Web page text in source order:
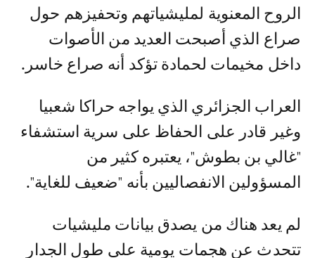
الروح المعنوية لمليشياتهم وتحفيزهم حول
صراع الذي أصبحت العديد من الأصوات
داخل مخيمات لحمادة تؤكد أنه صراع خاسر.
العراب الجزائري الذي يواجه حراكا شعبيا
وغير قادر على الحفاظ على سرية استشفاء
"غالي بن بطوش"، يعتبره كثير من
المسؤولين الانفصاليين بأنه "ضعيف للغاية".
لم يعد هناك من يصدق بيانات مليشيات
تتحدث عن هجمات يومية على طول الجدار